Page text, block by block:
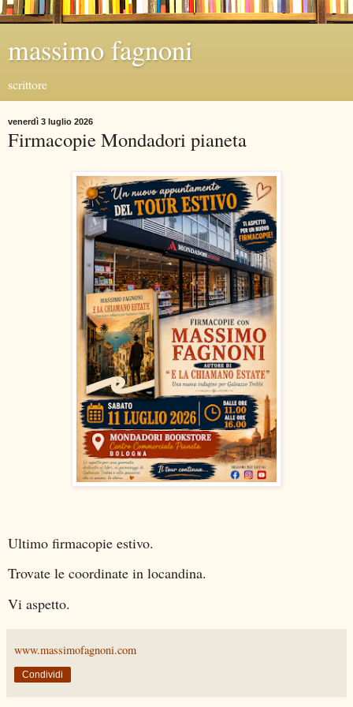
massimo fagnoni
scrittore
venerdì 3 luglio 2026
Firmacopie Mondadori pianeta
Ultimo firmacopie estivo.
Trovate le coordinate in locandina.
Vi aspetto.
www.massimofagnoni.com
Condividi